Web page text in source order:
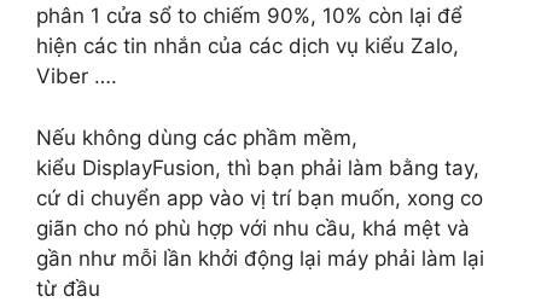
phân 1 cửa sổ to chiếm 90%, 10% còn lại để
hiện các tin nhắn của các dịch vụ kiểu Zalo,
Viber ….
Nếu không dùng các phầm mềm,
kiểu DisplayFusion, thì bạn phải làm bằng tay,
cứ di chuyển app vào vị trí bạn muốn, xong co
giãn cho nó phù hợp với nhu cầu, khá mệt và
gần như mỗi lần khởi động lại máy phải làm lại
từ đầu